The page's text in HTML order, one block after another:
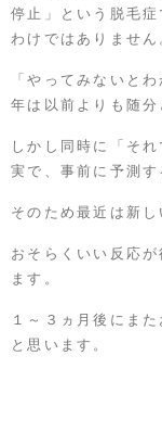
停止」という脱毛
わけではありません
「やってみないと
年は以前よりも随分
しかし同時に「そ
実で、事前に予測す
そのため最近は新
おそらくいい反応
ます。
１～３ヵ月後にま
と思います。